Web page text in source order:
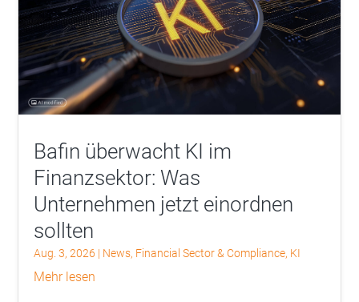
Bafin überwacht KI im
Finanzsektor: Was
Unternehmen jetzt einordnen
sollten
Aug. 3, 2026 | News, Financial Sector & Compliance, KI
mehr lesen